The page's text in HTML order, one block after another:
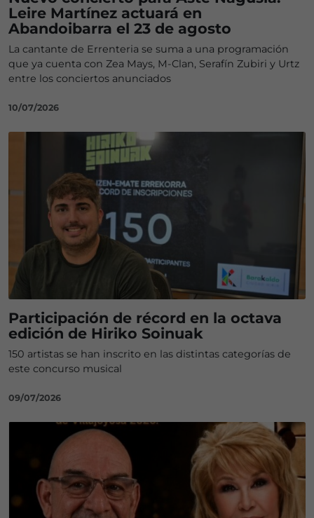
Leire Martínez actuará en
Abandoibarra el 23 de agosto
La cantante de Errenteria se suma a una programación
que ya cuenta con Zea Mays, M-Clan, Serafín Zubiri y Urtz
entre los conciertos anunciados
10/07/2026
Participación de récord en la octava
edición de Hiriko Soinuak
150 artistas se han inscrito en las distintas categorías de
este concurso musical
09/07/2026